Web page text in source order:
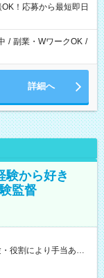
粧品販売/など 様々な
！応募から最短即日
/ 副業・WワークOK /
詳細へ
験から好き
監督
）オプションあ
どで給与の一部を受け